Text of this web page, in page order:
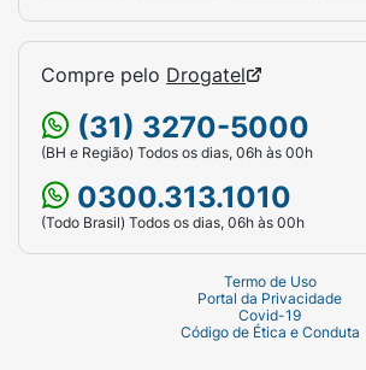
para usar em qualquer lugar.
Garantia: 1 ano de garantia
Conteúdo:Acompanha frasco
estampa lúdica.
Compre pelo Drogatel
(31) 3270-5000
(BH e Região) Todos os dias, 06h às 00h
0300.313.1010
(Todo Brasil) Todos os dias, 06h às 00h
Termo de Uso
Portal da Privacidade
Covid-19
Código de Ética e Conduta